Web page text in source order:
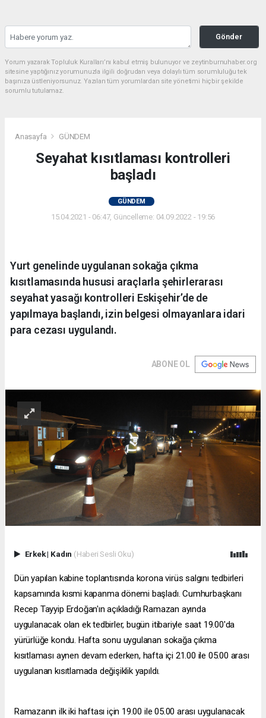
Gönder
Yorum yazarak Topluluk Kuralları’nı kabul etmiş bulunuyor ve zeytinburnuhaber.org
sitesine yaptığınız yorumunuzla ilgili doğrudan veya dolaylı tüm sorumluluğu tek
başınıza üstleniyorsunuz. Yazılan tüm yorumlardan site yönetimi hiçbir şekilde
sorumlu tutulamaz.
Anasayfa GÜNDEM
Seyahat kısıtlaması kontrolleri
başladı
GÜNDEM
15.04.2021 - 06:47, Güncelleme: 04.09.2022 - 19:56
Yurt genelinde uygulanan sokağa çıkma
kısıtlamasında hususi araçlarla şehirlerarası
seyahat yasağı kontrolleri Eskişehir’de de
yapılmaya başlandı, izin belgesi olmayanlara idari
para cezası uygulandı.
ABONE OL
Erkek| Kadın (Haberi Sesli Oku)
Dün yapılan kabine toplantısında korona virüs salgını tedbirleri
kapsamında kısmi kapanma dönemi başladı. Cumhurbaşkanı
Recep Tayyip Erdoğan'ın açıkladığı Ramazan ayında
uygulanacak olan ek tedbirler, bugün itibariyle saat 19.00'da
yürürlüğe kondu. Hafta sonu uygulanan sokağa çıkma
kısıtlaması aynen devam ederken, hafta içi 21.00 ile 05.00 arası
uygulanan kısıtlamada değişiklik yapıldı.
Ramazanın ilk iki haftası için 19.00 ile 05.00 arası uygulanacak